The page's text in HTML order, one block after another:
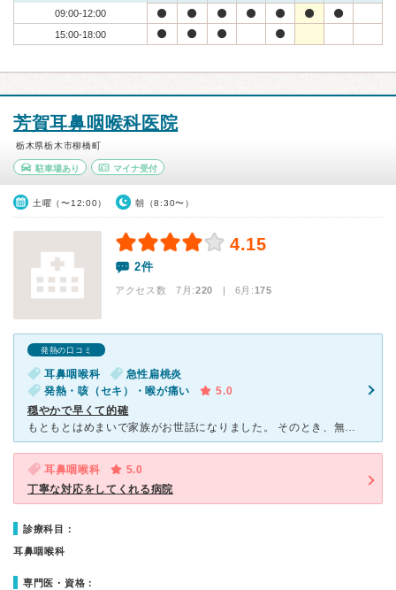
09:00-12:00
15:00-18:00
芳賀耳鼻咽喉科医院
栃木県栃木市柳橋町
駐車場あり マイナ受付
土曜（〜12:00） 朝（8:30〜）
4.15
2件
アクセス数 7月:220 | 6月:175
発熱の口コミ
耳鼻咽喉科
急性扁桃炎
発熱・咳（セキ）・喉が痛い
5.0
穏やかで早くて的確
もともとはめまいで家族がお世話になりました。 そのとき、無駄な検査や待ち時間もなく市販の薬で出すはずの薬があれば持ってる薬を使うよう指示してくださいます。 今回は、先生も看護師さんも感じがいいし、
耳鼻咽喉科
5.0
丁寧な対応をしてくれる病院
診療科目：
耳鼻咽喉科
専門医・資格：